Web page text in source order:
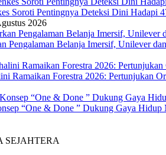
Soroti Pentingnya Deteksi Dini Hadapi
2026
Pengalaman Belanja Imersif, Unilever
Ramaikan Forestra 2026: Pertunjukan
“One & Done ” Dukung Gaya Hidup
SEJAHTERA